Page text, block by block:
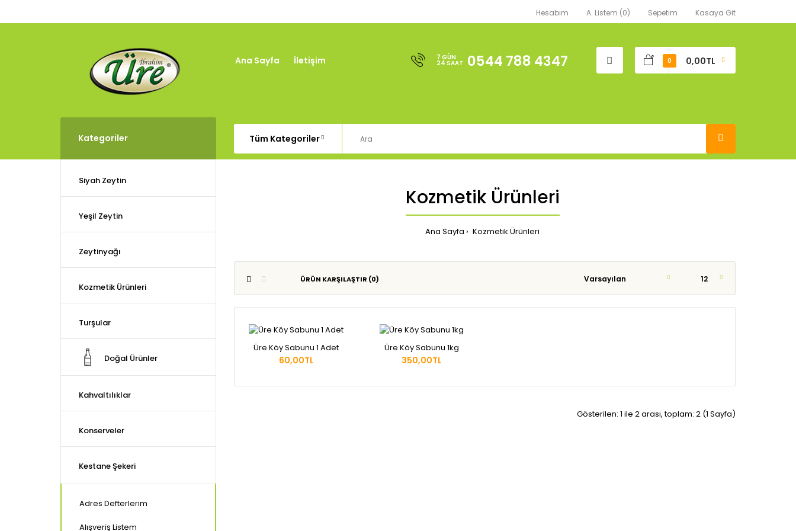
Hesabım A. Listem (0) Sepetim Kasaya Git
Ana Sayfa İletişim 7 GÜN
24 SAAT 0544 788 4347 0 0,00TL
Kategoriler
Siyah Zeytin
Yeşil Zeytin
Zeytinyağı
Kozmetik Ürünleri
Turşular
Doğal Ürünler
Kahvaltılıklar
Konserveler
Kestane Şekeri
Kozmetik Ürünleri
Ana Sayfa Kozmetik Ürünleri
Oturum Aç/
Adres Defterlerim
Alışveriş Listem
ÜRÜN KARŞILAŞTIR (0)
Üre Köy Sabunu 1 Adet
60,00TL
Üre Köy Sabunu 1kg
350,00TL
Gösterilen: 1 ile 2 arası, toplam: 2 (1 Sayfa)